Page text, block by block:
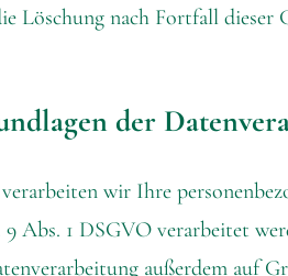
Löschung nach Fortfall dieser
der
wir Ihre
Abs. 1 DSGVO verarbeitet
außerdem auf